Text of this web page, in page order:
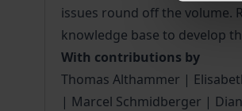
issues round off the volume.
knowledge base to develop
With contributions by
Thomas Althammer |
| Marcel Schmidberger |